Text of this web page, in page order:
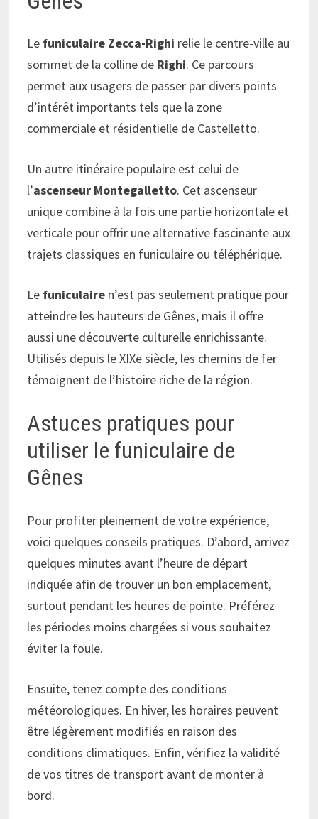
Le funiculaire Zecca-Righi relie le centre-ville au
sommet de la colline de Righi. Ce parcours
permet aux usagers de passer par divers points
d’intérêt importants tels que la zone
commerciale et résidentielle de Castelletto.
Un autre itinéraire populaire est celui de
l’ascenseur Montegalletto. Cet ascenseur
unique combine à la fois une partie horizontale et
verticale pour offrir une alternative fascinante aux
trajets classiques en funiculaire ou téléphérique.
Le funiculaire n’est pas seulement pratique pour
atteindre les hauteurs de Gênes, mais il offre
aussi une découverte culturelle enrichissante.
Utilisés depuis le XIXe siècle, les chemins de fer
témoignent de l’histoire riche de la région.
Astuces pratiques pour
utiliser le funiculaire de
Gênes
Pour profiter pleinement de votre expérience,
voici quelques conseils pratiques. D’abord, arrivez
quelques minutes avant l’heure de départ
indiquée afin de trouver un bon emplacement,
surtout pendant les heures de pointe. Préférez
les périodes moins chargées si vous souhaitez
éviter la foule.
Ensuite, tenez compte des conditions
météorologiques. En hiver, les horaires peuvent
être légèrement modifiés en raison des
conditions climatiques. Enfin, vérifiez la validité
de vos titres de transport avant de monter à
bord.